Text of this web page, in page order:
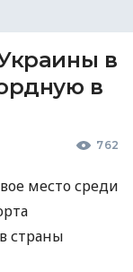
в
в
762
место среди
страны